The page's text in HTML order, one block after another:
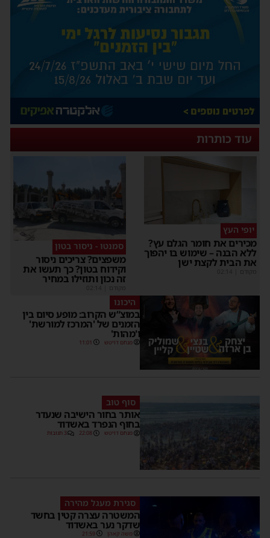
עוד כותרות
יופי העץ
מכירים את חומר הגלם עץ?
ללא הבנה – שימוש בו יהפוך
את הבית לקצת ישן
מקודם
סמנטו - ניסור בטון
משפצים? צריכים ניסור
וקידוח בטון? כך תעשו את
זה נכון ותוזילו במחיר
מקודם
היכונו
במוצ”ש הקרוב: מופע סיום בין
הזמנים של 'המרכז למורשת'
ו'מהות'
מנחם דויטש 11:01
סוף טוב
אותר בחור הישיבה שנעדר
בחוף הנפרד באשדוד
מנחם דויטש 22:08 3 תגובות
סגירת מעגל מהירה
המשטרה עצרה קטין בחשד
שדקר נער באשדוד
משה קאהן 21:59